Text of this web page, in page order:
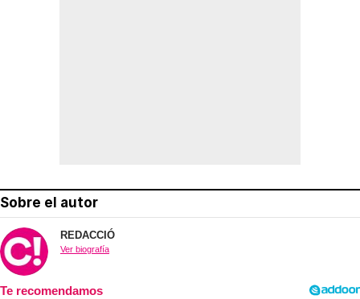
Sobre el autor
REDACCIÓ
Ver biografía